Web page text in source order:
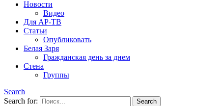
Новости
Видео
Для АР-ТВ
Статьи
Опубликовать
Белая Заря
Гражданская день за днем
Стена
Группы
Search
Search for: